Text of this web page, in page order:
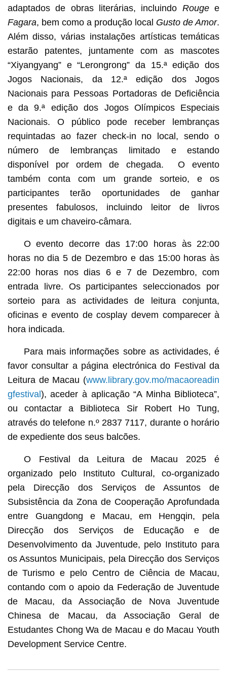
adaptados de obras literárias, incluindo Rougee
Fagara, bem como a produção local Gusto de Amor.
Além disso, várias instalações artísticas temáticas
estarão patentes, juntamente com as mascotes
“Xiyangyang” e “Lerongrong” da 15.ª edição dos
Jogos Nacionais, da 12.ª edição dos Jogos
Nacionais para Pessoas Portadoras de Deficiência
e da 9.ª edição dos Jogos Olímpicos Especiais
Nacionais. O público pode receber lembranças
requintadas ao fazer check-in no local, sendo o
número de lembranças limitado e estando
disponível por ordem de chegada. O evento
também conta com um grande sorteio, e os
participantes terão oportunidades de ganhar
presentes fabulosos, incluindo leitor de livros
digitais e um chaveiro-câmara.
O evento decorre das 17:00 horas às 22:00
horas no dia 5 de Dezembro e das 15:00 horas às
22:00 horas nos dias 6 e 7 de Dezembro, com
entrada livre. Os participantes seleccionados por
sorteio para as actividades de leitura conjunta,
oficinas e evento de cosplay devem comparecer à
hora indicada.
Para mais informações sobre as actividades, é
favor consultar a página electrónica do Festival da
Leitura de Macau (www.library.gov.mo/macaoreadin
gfestival ), aceder à aplicação “A Minha Biblioteca”,
ou contactar a Biblioteca Sir Robert Ho Tung,
através do telefone n.º 2837 7117, durante o horário
de expediente dos seus balcões.
O Festival da Leitura de Macau 2025 é
organizado pelo Instituto Cultural, co-organizado
pela Direcção dos Serviços de Assuntos de
Subsistência da Zona de Cooperação Aprofundada
entre Guangdong e Macau, em Hengqin, pela
Direcção dos Serviços de Educação e de
Desenvolvimento da Juventude, pelo Instituto para
os Assuntos Municipais, pela Direcção dos Serviços
de Turismo e pelo Centro de Ciência de Macau,
contando com o apoio da Federação de Juventude
de Macau, da Associação de Nova Juventude
Chinesa de Macau, da Associação Geral de
Estudantes Chong Wa de Macau e do Macau Youth
Development Service Centre.